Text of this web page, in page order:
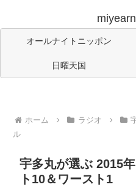
オールナイトニッポン
日曜天国
ホーム ラジオ
ル
宇多丸が選ぶ 2015
ト10＆ワースト1